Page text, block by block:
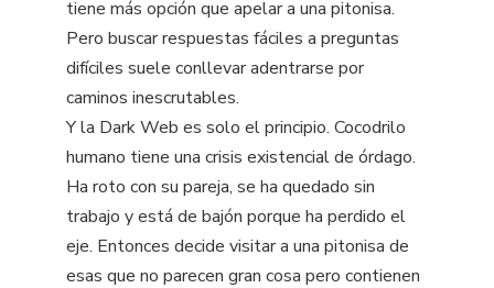
tiene más opción que apelar a una pitonisa.
Pero buscar respuestas fáciles a preguntas
difíciles suele conllevar adentrarse por
caminos inescrutables.
Y la Dark Web es solo el principio. Cocodrilo
humano tiene una crisis existencial de órdago.
Ha roto con su pareja, se ha quedado sin
trabajo y está de bajón porque ha perdido el
eje. Entonces decide visitar a una pitonisa de
esas que no parecen gran cosa pero contienen